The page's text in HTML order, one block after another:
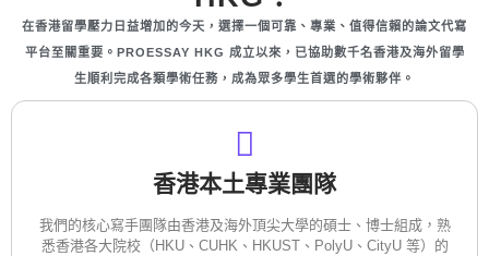
在香港留學壓力日益增加的今天，選擇一個可靠、專業、值得信賴的論文代寫
平台至關重要。PROESSAY HKG 成立以來，已協助數千名香港及海外留學
生順利完成各類學術任務，成為眾多學生首選的學術夥伴。
香港本土專業團隊
我們的核心寫手團隊由香港及海外頂尖大學的碩士、博士組成，熟
悉香港各大院校（HKU、CUHK、HKUST、PolyU、CityU 等）的